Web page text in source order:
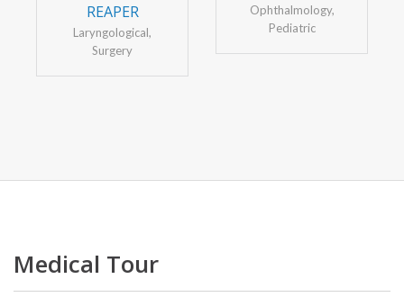
REAPER
Laryngological,
Surgery
Ophthalmology,
Pediatric
Medical Tour